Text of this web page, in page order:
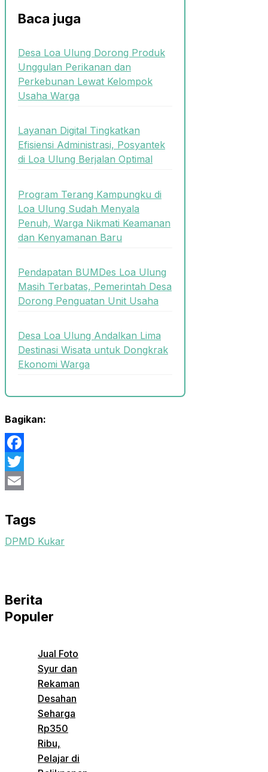
Baca juga
Desa Loa Ulung Dorong Produk
Unggulan Perikanan dan
Perkebunan Lewat Kelompok
Usaha Warga
Layanan Digital Tingkatkan
Efisiensi Administrasi, Posyantek
di Loa Ulung Berjalan Optimal
Program Terang Kampungku di
Loa Ulung Sudah Menyala
Penuh, Warga Nikmati Keamanan
dan Kenyamanan Baru
Pendapatan BUMDes Loa Ulung
Masih Terbatas, Pemerintah Desa
Dorong Penguatan Unit Usaha
Desa Loa Ulung Andalkan Lima
Destinasi Wisata untuk Dongkrak
Ekonomi Warga
Bagikan:
Facebook
Twitter
Tags
DPMD Kukar
Berita
Populer
Jual Foto
Syur dan
Rekaman
Desahan
Seharga
Rp350
Ribu,
Pelajar di